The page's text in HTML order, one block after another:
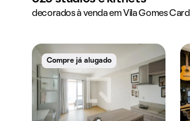
decorados à venda em Vila Gomes
Compre já alugado